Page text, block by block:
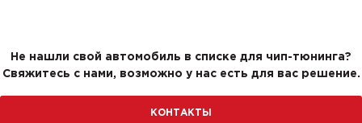
Не нашли свой автомобиль в списке для чип-тюнинга?
Свяжитесь с нами, возможно у нас есть для вас решение.
КОНТАКТЫ